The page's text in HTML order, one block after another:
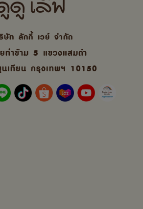
ษัท ลักกี้ เวย์ จํากัด
ท่าข้าม 5 แขวงแสมดำ
นเทียน กรุงเทพฯ 10150